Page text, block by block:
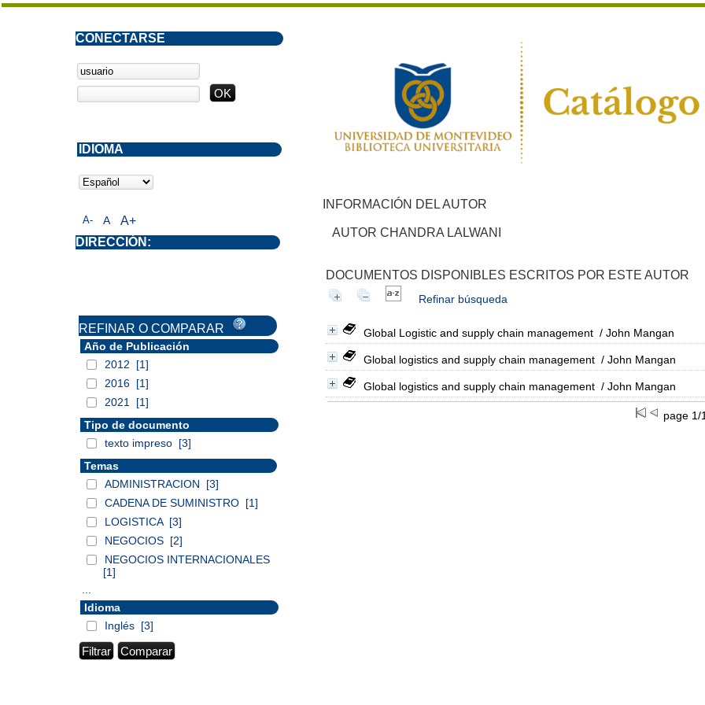
INFORMACIÓN DEL AUTOR
AUTOR CHANDRA LALWANI
DOCUMENTOS DISPONIBLES ESCRITOS POR ESTE AUTOR
Refinar búsqueda
Global Logistic and supply chain management / John Mangan
Global logistics and supply chain management / John Mangan
Global logistics and supply chain management / John Mangan
page
A- A A+
CONECTARSE
DIRECCIÓN:
IDIOMA
REFINAR O COMPARAR
Año de Publicación
2012
[1]
2016 [1]
2021
[1]
Tipo de documento
texto impreso [3]
Temas
ADMINISTRACION
[3]
CADENA DE SUMINISTRO [1]
LOGISTICA [3]
NEGOCIOS [2]
NEGOCIOS INTERNACIONALES
[1]
Idioma
Inglés [3]